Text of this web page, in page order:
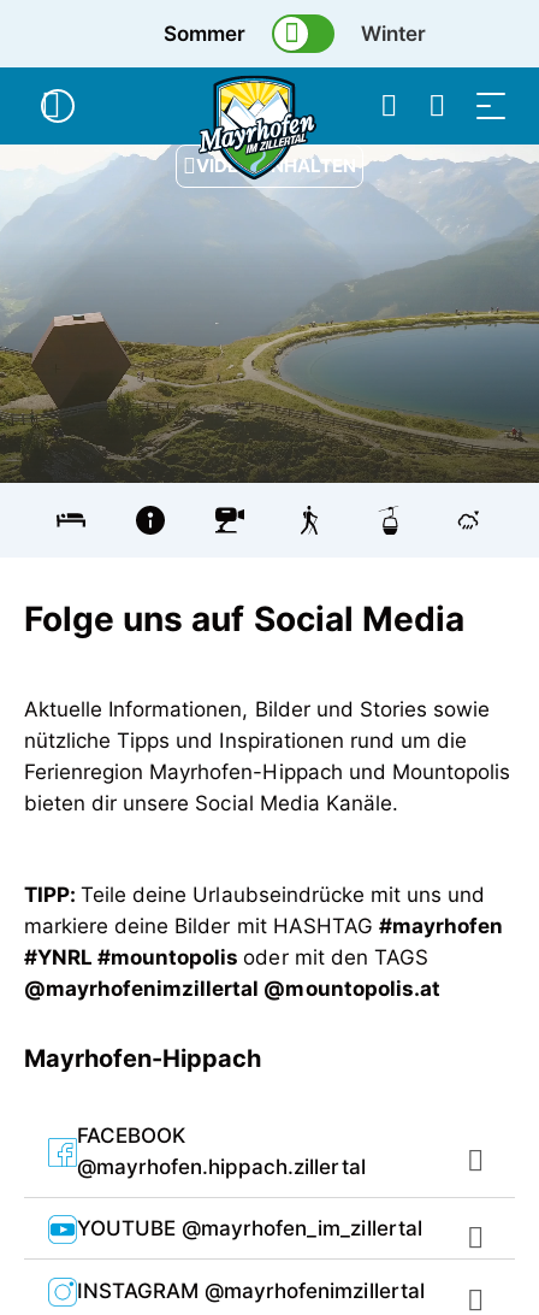
Sommer Winter
VIDEO ANHALTEN
Folge uns auf Social Media
Aktuelle Informationen, Bilder und Stories sowie
nützliche Tipps und Inspirationen rund um die
Ferienregion Mayrhofen-Hippach und Mountopolis
bieten dir unsere Social Media Kanäle.
TIPP:Teile deine Urlaubseindrücke mit uns und
markiere deine Bilder mit HASHTAG #mayrhofen
#YNRL #mountopolisoder mit den TAGS
@mayrhofenimzillertal @mountopolis.at
Mayrhofen-Hippach
FACEBOOK
@mayrhofen.hippach.zillertal
YOUTUBE @mayrhofen_im_zillertal
INSTAGRAM @mayrhofenimzillertal